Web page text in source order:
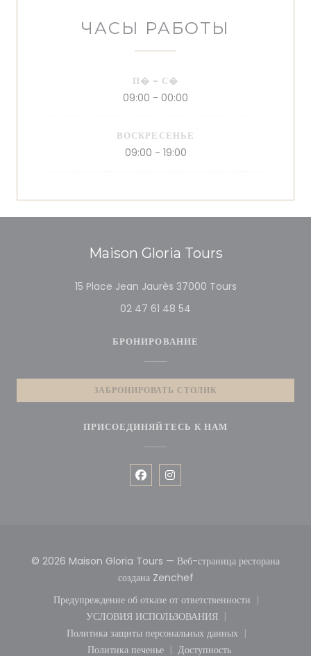
ЧАСЫ РАБОТЫ
П� - С�
09:00 - 00:00
ВОСКРЕСЕНЬЕ
09:00 - 19:00
Maison Gloria Tours
15 Place Jean Jaurès 37000 Tours((открывается в
02 47 61 48 54
БРОНИРОВАНИЕ
ЗАБРОНИРОВАТЬ СТОЛИК
ПРИСОЕДИНЯЙТЕСЬ К НАМ
Facebook ((открывается в
Instagram ((открывается в
© 2026 Maison Gloria Tours — Веб-страница ресторана
создана Zenchef((открывается в новом
Предупреждение об отказе от ответственности
((открывается в новом окне))
УСЛОВИЯ ИСПОЛЬЗОВАНИЯ
((открывается в новом окне))
Политика защиты персональных данных
((открывается в новом окне))
Политика печенье Доступность